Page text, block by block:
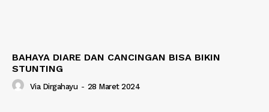
BAHAYA DIARE DAN CANCINGAN BISA BIKIN
STUNTING
Via Dirgahayu - 28 Maret 2024